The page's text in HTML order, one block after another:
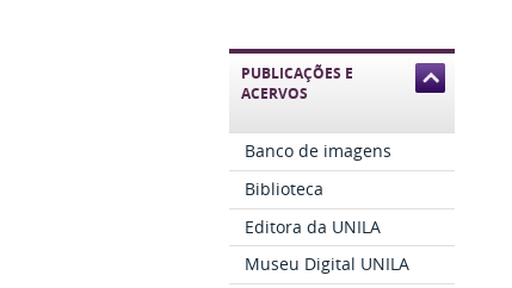
PUBLICAÇÕES E
ACERVOS
Banco de imagens
Biblioteca
Editora da UNILA
Museu Digital UNILA